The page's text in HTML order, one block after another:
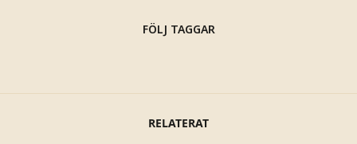
FÖLJ TAGGAR
RELATERAT